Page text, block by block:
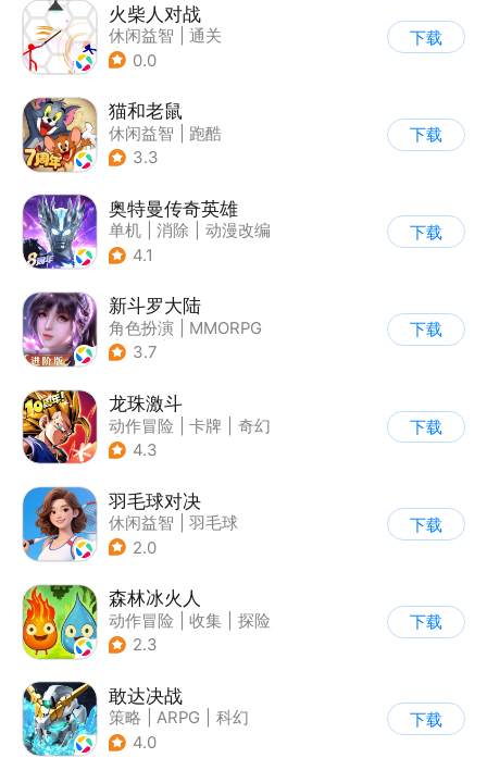
火柴人对战
休闲益智
通关
| 火柴人
0.0
下载
猫和老鼠
休闲益智
跑酷
| 动漫改编
3.3
下载
奥特曼传奇英雄
单机 消除
动漫改编
| 奥特曼
4.1
下载
新斗罗大陆
角色扮演
MMORPG
| 奇幻
3.7
下载
龙珠激斗
动作冒险 卡牌
奇幻
| 龙珠
4.3
下载
羽毛球对决
休闲益智
羽毛球
2.0
下载
森林冰火人
动作冒险 收集
探险
| 儿童游戏
2.3
下载
敢达决战
策略 ARPG
科幻
| 敢达
4.0
下载